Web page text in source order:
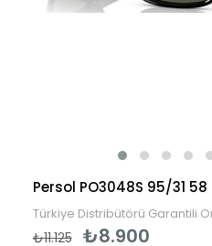
Türkiye Distribütörü Garantili
₺8.900
₺11.125